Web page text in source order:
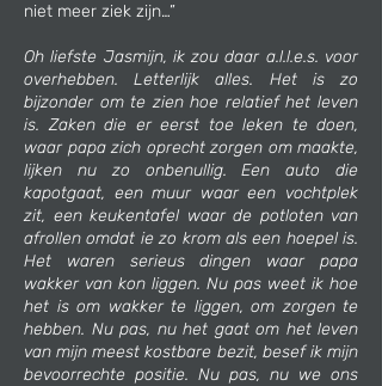
niet meer ziek zijn…”
Oh liefste Jasmijn, ik zou daar a.l.l.e.s. voor
overhebben. Letterlijk alles. Het is zo
bijzonder om te zien hoe relatief het leven
is. Zaken die er eerst toe leken te doen,
waar papa zich oprecht zorgen om maakte,
lijken nu zo onbenullig. Een auto die
kapotgaat, een muur waar een vochtplek
zit, een keukentafel waar de potloten van
afrollen omdat ie zo krom als een hoepel is.
Het waren serieus dingen waar papa
wakker van kon liggen. Nu pas weet ik hoe
het is om wakker te liggen, om zorgen te
hebben. Nu pas, nu het gaat om het leven
van mijn meest kostbare bezit, besef ik mijn
bevoorrechte positie. Nu pas, nu we ons